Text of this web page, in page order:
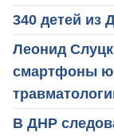
340 детей из
Леонид
смартфоны
В ДНР